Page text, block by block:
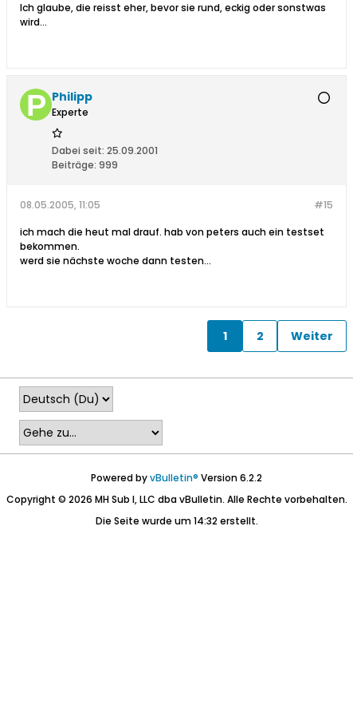
Ich glaube, die reisst eher, bevor sie rund, eckig oder sonstwas
wird...
Philipp
Experte
Dabei seit: 25.09.2001
Beiträge: 999
#15
08.05.2005, 11:05
ich mach die heut mal drauf. hab von peters auch ein testset
bekommen.
werd sie nächste woche dann testen...
1 2 Weiter
Powered byvBulletin® Version 6.2.2
Copyright © 2026 MH Sub I, LLC dba vBulletin. Alle Rechte vorbehalten.
Die Seite wurde um 14:32 erstellt.